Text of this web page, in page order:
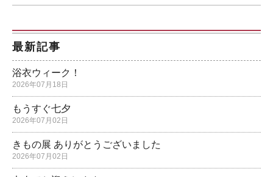
最新記事
浴衣ウィーク！
2026年07月18日
もうすぐ七夕
2026年07月02日
きもの展 ありがとうございました
2026年07月02日